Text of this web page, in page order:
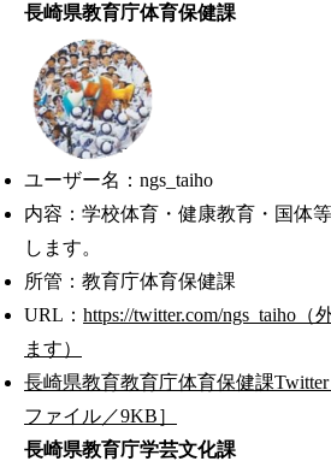
長崎県教育庁体育保健課
ユーザー名：ngs_taiho
内容：学校体育・健康教育・国体
します。
所管：教育庁体育保健課
URL： https://twitter.com/ngs_taiho
ます）
長崎県教育教育庁体育保健課
ファイル／9KB］
長崎県教育庁学芸文化課